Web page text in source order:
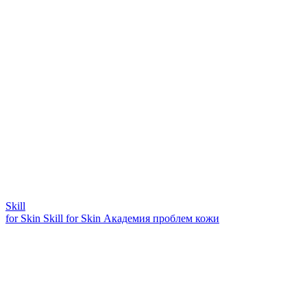
Skill
for Skin Skill for Skin Академия проблем кожи